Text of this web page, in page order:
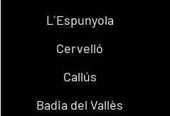
L´Espunyola
Cervelló
Callús
Badia del Vallès